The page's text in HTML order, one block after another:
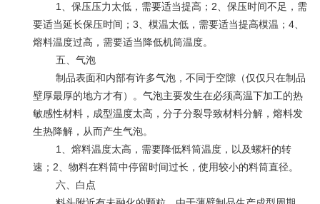
1、保压压力太低，需要适当提高； 2 、保压时间不足，需
要适当延长保压时间； 3 、模温太低，需要适当提高模温； 4、
熔料温度过高，需要适当降低机筒温度。
五、气泡
制品表面和内部有许多气泡，不同于空隙（仅仅只在制品
壁厚最厚的地方才有）。气泡主要发生在必须高温下加工的热
敏感性材料，成型温度太高，分子分裂导致材料分解，熔料发
生热降解，从而产生气泡。
1、熔料温度太高，需要降低料筒温度，以及螺杆的转
速； 2 、物料在料筒中停留时间过长，使用较小的料筒直径。
六、白点